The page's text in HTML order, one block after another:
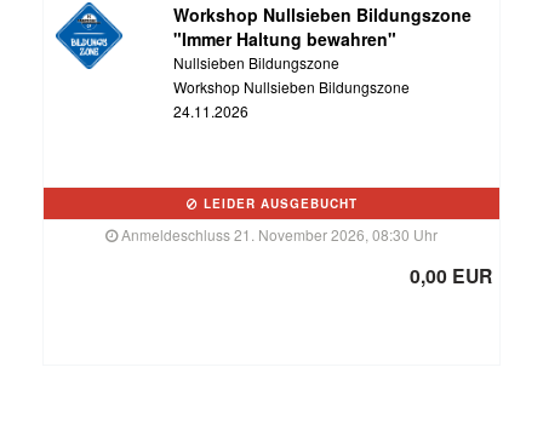
Workshop Nullsieben Bildungszone
"Immer Haltung bewahren"
Nullsieben Bildungszone
Workshop Nullsieben Bildungszone
24.11.2026
LEIDER AUSGEBUCHT
Anmeldeschluss 21. November 2026, 08:30 Uhr
0,00 EUR